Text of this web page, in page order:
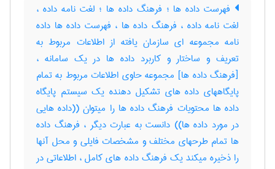
فهرست داده ها ؛ فرهنگ داده ها ؛ لغت نامه داده ،
لغت نامه داده ، فرهنگ داده ها ، فهرست داده ها داده
نامه مجموعه ای سازمان یافته از اطلاعات مربوط به
تعریف و ساختار و کاربرد داده ها در یک سامانه ،
[فرهنگ داده ها] مجموعه حاوی اطلاعات مربوط به تمام
پایگاههای داده های تشکیل دهنده یک سیستم پایگاه
داده ها محتویات فرهنگ داده ها را میتوان ((داده هایی
در مورد داده ها)) دانست به عبارت دیگر ، فرهنگ داده
ها تمام طرحهای مختلف و مشخصات فایلی و محل آنها
را ذخیره میکند یک فرهنگ داده های کامل ، اطلاعاتی در